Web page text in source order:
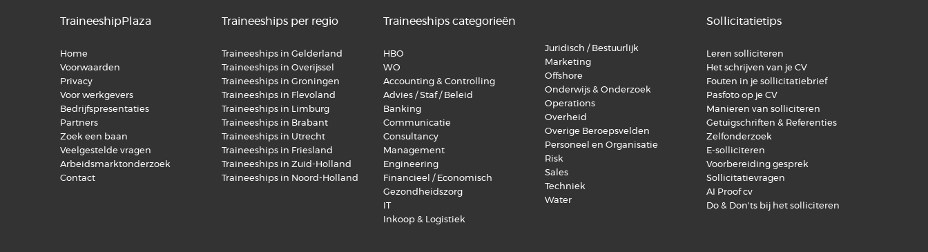
TraineeshipPlaza
Home
Voorwaarden
Privacy
Voor werkgevers
Bedrijfspresentaties
Partners
Zoek een baan
Veelgestelde vragen
Arbeidsmarktonderzoek
Contact
Traineeships per regio
Traineeships in Gelderland
Traineeships in Overijssel
Traineeships in Groningen
Traineeships in Flevoland
Traineeships in Limburg
Traineeships in Brabant
Traineeships in Utrecht
Traineeships in Friesland
Traineeships in Zuid-Holland
Traineeships in Noord-Holland
Traineeships categorieën
HBO
WO
Accounting & Controlling
Advies / Staf / Beleid
Banking
Communicatie
Consultancy
Management
Engineering
Financieel / Economisch
Gezondheidszorg
IT
Inkoop & Logistiek
Juridisch / Bestuurlijk
Marketing
Offshore
Onderwijs & Onderzoek
Operations
Overheid
Overige Beroepsvelden
Personeel en Organisatie
Risk
Sales
Techniek
Water
Sollicitatietips
Leren solliciteren
Het schrijven van je CV
Fouten in je sollicitatiebrief
Pasfoto op je CV
Manieren van solliciteren
Getuigschriften & Referenties
Zelfonderzoek
E-solliciteren
Voorbereiding gesprek
Sollicitatievragen
AI Proof cv
Do & Don'ts bij het solliciteren